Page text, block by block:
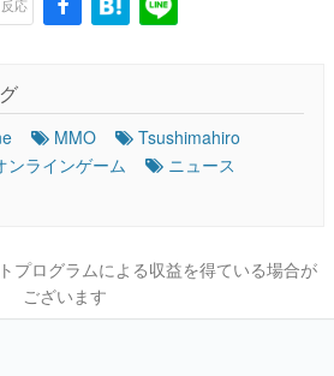
反応
MMO
Tsushimahiro
ンラインゲーム
ニュース
プログラムによる収益を得ている場合が
ございます